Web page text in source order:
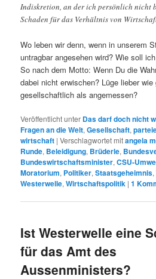
Indiskretion, an der ich persönlich nicht
Schaden für das Verhältnis von
Wo leben wir denn, wenn in unserem
untragbar angesehen wird? Wie soll
So nach dem Motto: Wenn Du die
dabei nicht erwischen? Lüge lieber
gesellschaftlich als angemessen?
Veröffentlicht unter Das darf doch nicht
Fragen an die Welt,Gesellschaft,
wirtschaft |Verschlagwortet mitangela
Runde, Beleidigung, Brüderle,
Bundeswirtschaftsminister,CSU-
Moratorium, Politiker,Staatsgeheimnis,
Westerwelle,Wirtschaftspolitik |1
Ist Westerwelle eine
für das Amt des
Aussenministers?